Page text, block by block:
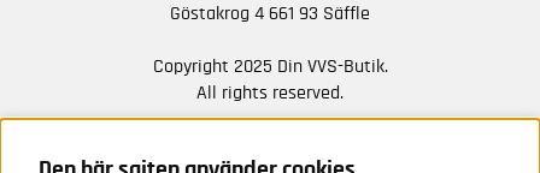
Göstakrog 4 661 93 Säffle
Copyright 2025 Din VVS-Butik.
All rights reserved.
NYHETER FRÅN OSS